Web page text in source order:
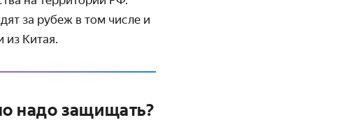
за рубеж в том числе и
из Китая.
надо защищать?